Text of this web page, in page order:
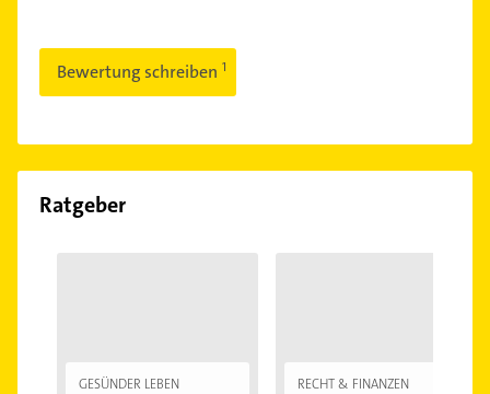
Bewertung schreiben
Ratgeber
GESÜNDER LEBEN RECHT & FINANZEN